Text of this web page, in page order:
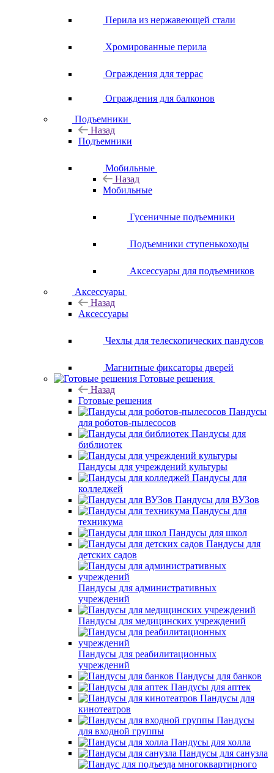
Перила из нержавеющей стали
Хромированные перила
Ограждения для террас
Ограждения для балконов
Подъемники
Назад
Подъемники
Мобильные
Назад
Мобильные
Гусеничные подъемники
Подъемники ступенькоходы
Аксессуары для подъемников
Аксессуары
Назад
Аксессуары
Чехлы для телескопических пандусов
Магнитные фиксаторы дверей
Готовые решения
Назад
Готовые решения
Пандусы
для роботов-пылесосов
Пандусы для
библиотек
Пандусы для учреждений культуры
Пандусы для
колледжей
Пандусы для ВУЗов
Пандусы для
техникума
Пандусы для школ
Пандусы для
детских садов
Пандусы для административных
учреждений
Пандусы для медицинских учреждений
Пандусы для реабилитационных
учреждений
Пандусы для банков
Пандусы для аптек
Пандусы для
кинотеатров
Пандусы
для входной группы
Пандусы для холла
Пандусы для санузла